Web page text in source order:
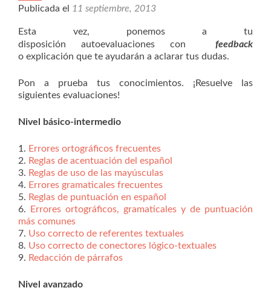
Publicada el 11 septiembre, 2013
Esta vez, ponemos a tu
disposición autoevaluaciones con feedback
o explicación que te ayudarán a aclarar tus dudas.
Pon a prueba tus conocimientos. ¡Resuelve las
siguientes evaluaciones!
Nivel básico-intermedio
1. Errores ortográficos frecuentes
2. Reglas de acentuación del español
3. Reglas de uso de las mayúsculas
4. Errores gramaticales frecuentes
5. Reglas de puntuación en español
6.
Errores ortográficos, gramaticales y de puntuación
más comunes
7. Uso correcto de referentes textuales
8. Uso correcto de conectores lógico-textuales
9. Redacción de párrafos
Nivel avanzado